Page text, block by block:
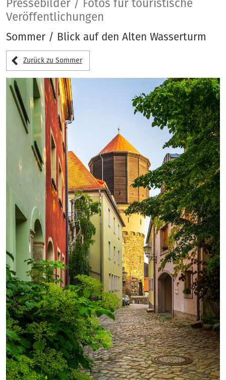
Pressebilder / Fotos für touristische
Veröffentlichungen
Sommer / Blick auf den Alten Wasserturm
Zurück zu Sommer